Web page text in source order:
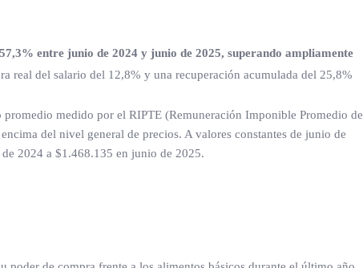
entre junio de 2024 y junio de 2025, superando ampliamente
real del salario del 12,8% y una recuperación acumulada del 25,8%
medido por el RIPTE (Remuneración Imponible Promedio de
del nivel general de precios. A valores constantes de junio de
2024 a $1.468.135 en junio de 2025.